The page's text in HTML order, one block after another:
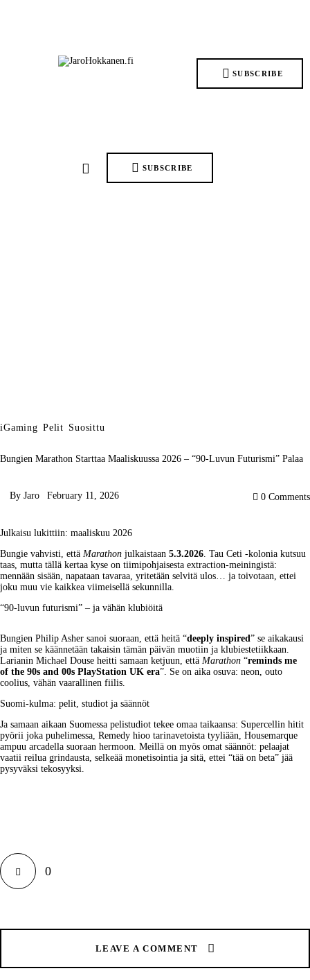
SUBSCRIBE
SUBSCRIBE
iGaming Pelit Suosittu
Bungien Marathon Starttaa Maaliskuussa 2026 – “90-Luvun Futurismi” Palaa
By Jaro February 11, 2026 0 Comments
Julkaisu lukittiin: maaliskuu 2026
Bungie vahvisti, että Marathon julkaistaan 5.3.2026. Tau Ceti -kolonia kutsuu
taas, mutta tällä kertaa kyse on tiimipohjaisesta extraction-meiningistä:
mennään sisään, napataan tavaraa, yritetään selvitä ulos… ja toivotaan, ettei
joku muu vie kaikkea viimeisellä sekunnilla.
“90-luvun futurismi” – ja vähän klubiöitä
Bungien Philip Asher sanoi suoraan, että heitä “deeply inspired” se aikakausi
ja miten se käännetään takaisin tämän päivän muotiin ja klubiestetiikkaan.
Larianin Michael Douse heitti samaan ketjuun, että Marathon “reminds me
of the 90s and 00s PlayStation UK era”. Se on aika osuva: neon, outo
coolius, vähän vaarallinen fiilis.
Suomi-kulma: pelit, studiot ja säännöt
Ja samaan aikaan Suomessa pelistudiot tekee omaa taikaansa: Supercellin hitit
pyörii joka puhelimessa, Remedy hioo tarinavetoista tyyliään, Housemarque
ampuu arcadella suoraan hermoon. Meillä on myös omat säännöt: pelaajat
vaatii reilua grindausta, selkeää monetisointia ja sitä, ettei “tää on beta” jää
pysyväksi tekosyyksi.
0
LEAVE A COMMENT